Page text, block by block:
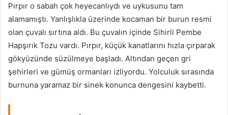
Pırpır o sabah çok heyecanlıydı ve uykusunu tam
alamamıştı. Yanlışlıkla üzerinde kocaman bir burun resmi
olan çuvalı sırtına aldı. Bu çuvalın içinde Sihirli Pembe
Hapşırık Tozu vardı. Pırpır, küçük kanatlarını hızla çırparak
gökyüzünde süzülmeye başladı. Altından geçen gri
şehirleri ve gümüş ormanları izliyordu. Yolculuk sırasında
burnuna yaramaz bir sinek konunca dengesini kaybetti.